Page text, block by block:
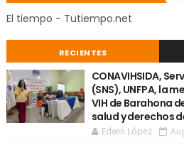
El tiempo - Tutiempo.net
RECIENTES
CONAVIHSIDA,
(SNS), UNFPA, la
VIH de Barahona
salud y derechos
Edwin López